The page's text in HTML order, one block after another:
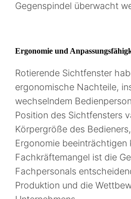
Gegenspindel überwacht
Ergonomie und
Rotierende Sichtfenster
ergonomische Nachteile,
wechselndem
Position des Sichtfensters
Körpergröße des
Ergonomie beeinträchtigen
Fachkräftemangel ist die
Fachpersonals
Produktion und die